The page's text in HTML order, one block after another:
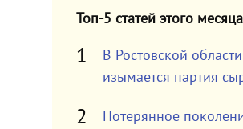
Топ-5 статей этого месяца
В Ростовской
изымается партия
Потерянное